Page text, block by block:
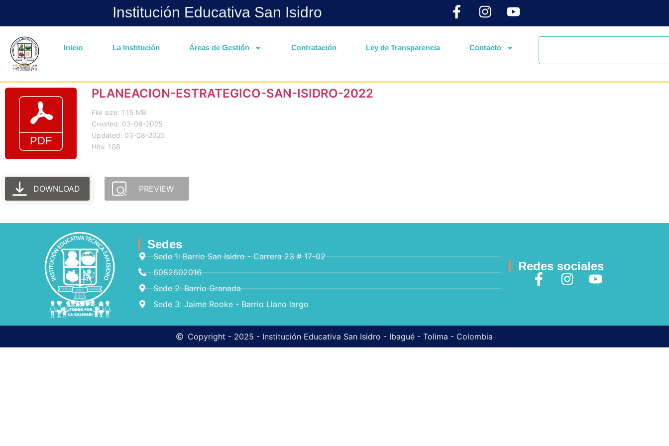
Institución Educativa San Isidro
Inicio La Institución Áreas de Gestión Contratación Ley de Transparencia Contacto
PLANEACION-ESTRATEGICO-SAN-ISIDRO-2022
File size: 1.15 MB
Created: 03-08-2025
Updated: 03-08-2025
Hits: 108
DOWNLOAD PREVIEW
Sedes
Sede 1: Barrio San Isidro - Carrera 23 # 17-02
6082602016
Sede 2: Barrio Granada
Sede 3: Jaime Rooke - Barrio Llano largo
Redes sociales
Copyright - 2025 - Institución Educativa San Isidro - Ibagué - Tolima - Colombia